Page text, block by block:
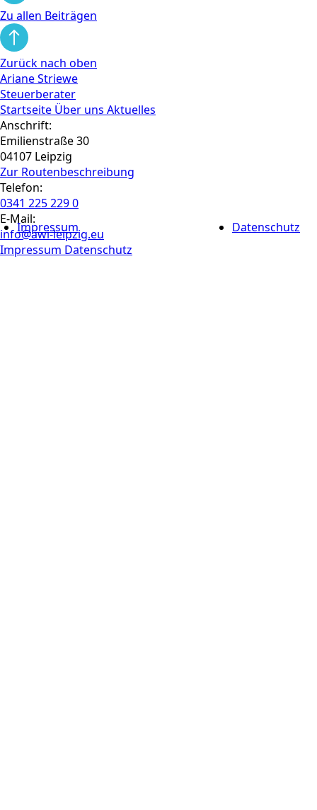
Impressum Datenschutz
Zu allen Beiträgen
Zurück nach oben
Ariane Striewe
Steuerberater
Startseite Über uns Aktuelles
Anschrift:
Emilienstraße 30
04107 Leipzig
Zur Routen­beschreibung
Telefon:
0341 225 229 0
E-Mail:
info@awi-leipzig.eu
Impressum Datenschutz